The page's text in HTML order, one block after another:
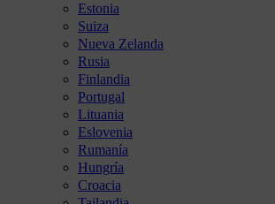
Estonia
Suiza
Nueva Zelanda
Rusia
Finlandia
Portugal
Lituania
Eslovenia
Rumanía
Hungría
Croacia